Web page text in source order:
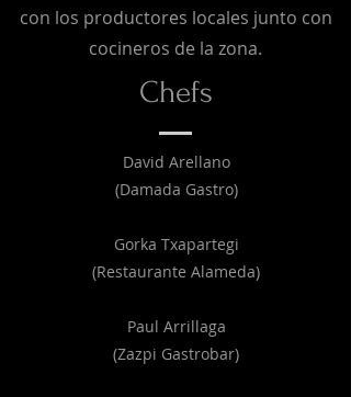
con los productores locales junto con
cocineros de la zona.
Chefs
David Arellano
(Damada Gastro)
Gorka Txapartegi
(Restaurante Alameda)
Paul Arrillaga
(Zazpi Gastrobar)